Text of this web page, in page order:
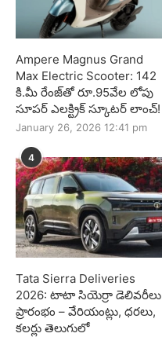
Ampere Magnus Grand
Max Electric Scooter: 142
కి.మీ రేంజ్‌తో రూ.95వేల లోపు
సూపర్ ఎలక్ట్రిక్ స్కూటర్ లాంచ్!
January 26, 2026 12:41 pm
4
Tata Sierra Deliveries
2026: టాటా సియెర్రా డెలివరీలు
ప్రారంభం – వేరియంట్లు, ధరలు,
కలర్లు తెలుగులో